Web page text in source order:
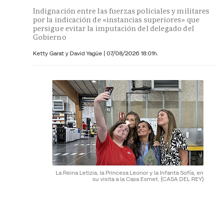
Indignación entre las fuerzas policiales y militares
por la indicación de «instancias superiores» que
persigue evitar la imputación del delegado del
Gobierno
Ketty Garat y David Yagüe | 07/08/2026 18:01h.
La Reina Letizia, la Princesa Leonor y la Infanta Sofía, en
su visita a la Casa Esmet. (CASA DEL REY)